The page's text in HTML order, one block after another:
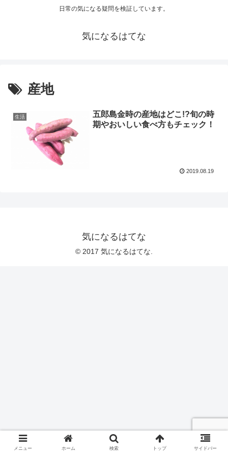
日常の気になる疑問を検証しています。
気になるはてな
産地
生活
五郎島金時の産地はどこ!?旬の時
期やおいしい食べ方もチェック！
2019.08.19
気になるはてな
© 2017 気になるはてな.
メニュー ホーム 検索 トップ サイドバー